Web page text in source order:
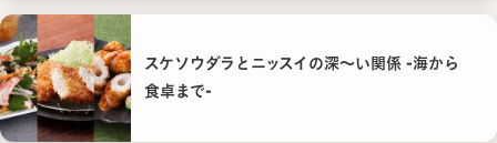
スケソウダラとニッスイの深〜い関係 -海から
食卓まで-